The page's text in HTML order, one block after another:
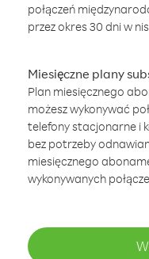
połączeń
przez okres 30 dni w
Miesięczne plany
Plan miesięcznego
możesz wykonywać
telefony stacjonarne i
bez potrzeby
miesięcznego
wykonywanych